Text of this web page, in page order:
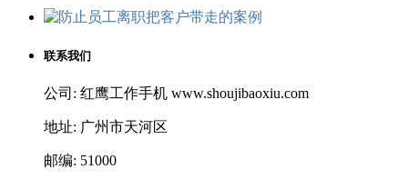
联系我们
公司: 红鹰工作手机 www.shoujibaoxiu.com
地址: 广州市天河区
邮编: 51000